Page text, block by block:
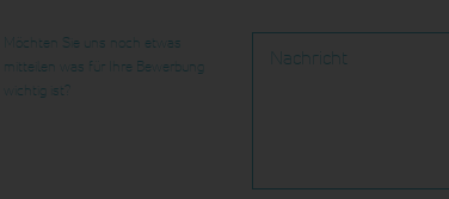
Möchten Sie uns noch etwas
mitteilen was für Ihre Bewerbung
wichtig ist?
Nachricht